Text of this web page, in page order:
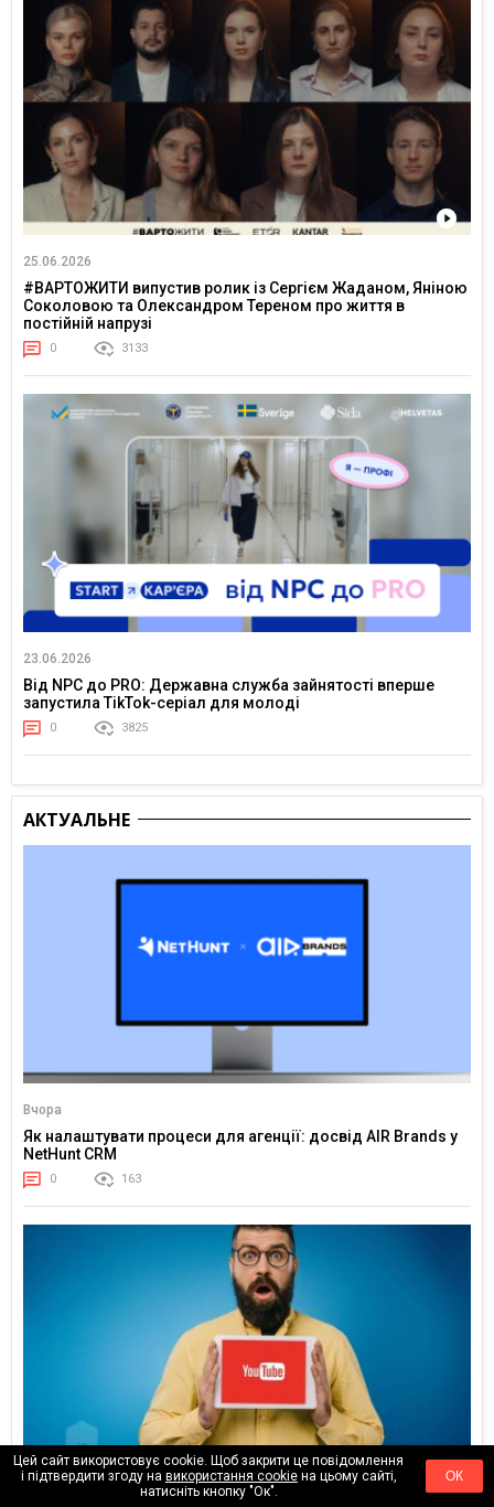
25.06.2026
#ВАРТОЖИТИ випустив ролик із Сергієм Жаданом, Яніною
Соколовою та Олександром Тереном про життя в
постійній напрузі
0 3133
23.06.2026
Від NPC до PRO: Державна служба зайнятості вперше
запустила TikTok-серіал для молоді
0 3825
АКТУАЛЬНЕ
Вчора
Як налаштувати процеси для агенції: досвід AIR Brands у
NetHunt CRM
0 163
24.02.2026
Цей сайт використовує cookie. Щоб закрити це повідомлення
і підтвердити згоду на використання cookieна цьому сайті,
натисніть кнопку "Ок".
ОК